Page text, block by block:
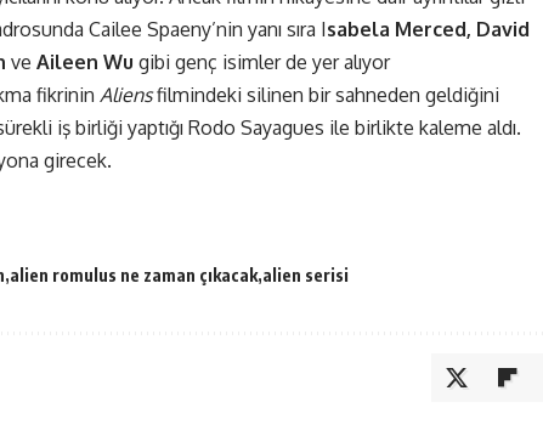
Cailee Spaeny’nin yanı sıra Isabela Merced, David
ve Aileen Wu gibi genç isimler de yer alıyor
fikrinin Aliensfilmindeki silinen bir sahneden geldiğini
iş birliği yaptığı Rodo Sayagues ile birlikte kaleme aldı.
girecek.
alien romulus ne zaman çıkacak alien serisi